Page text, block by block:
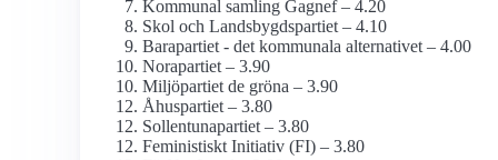
Kommunal samling Gagnef – 4.20
Skol och Landsbygdspartiet – 4.10
Barapartiet - det kommunala alternativet – 4.00
Norapartiet – 3.90
Miljöpartiet de gröna – 3.90
Åhuspartiet – 3.80
Sollentunapartiet – 3.80
Feministiskt Initiativ (FI) – 3.80